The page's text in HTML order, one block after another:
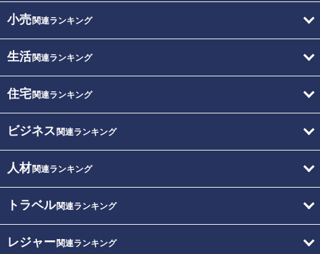
小売関連ランキング
生活関連ランキング
住宅関連ランキング
ビジネス 関連ランキング
人材関連ランキング
トラベル関連ランキング
レジャー関連ランキング